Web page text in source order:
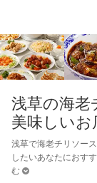
浅草の海老
美味しいお
浅草で海老チリソー
したいあなたにおす
む